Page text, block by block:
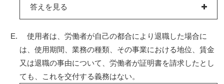
答えを見る
使用者は、労働者が自己の都合により退職した場合に
は、使用期間、業務の種類、その事業における地位、賃金
又は退職の事由について、労働者が証明書を請求したとし
ても、これを交付する義務はない。